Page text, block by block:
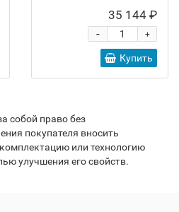
35 144 ₽
+
-
Купить
собой право без
покупателя вносить
или технологию
улучшения его свойств.